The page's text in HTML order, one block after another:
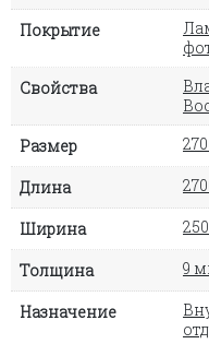
Покрытие
Свойства
Размер
Длина
Ширина
Толщина 9
Назначение